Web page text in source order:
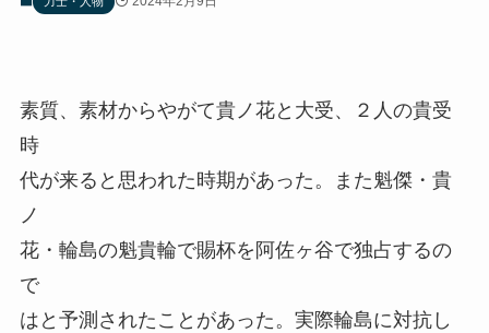
素質、素材からやがて貴ノ花と大受、２人の貴受
時
代が来ると思われた時期があった。また魁傑・貴
ノ
花・輪島の魁貴輪で賜杯を阿佐ヶ谷で独占するの
で
はと予測されたことがあった。実際輪島に対抗し